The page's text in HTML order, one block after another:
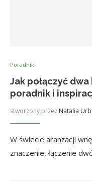
Poradniki
Jak połączyć
poradnik i
stworzony przez Natalia
W świecie aranżacji
znaczenie, łączenie